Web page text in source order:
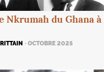
Nkrumah du Ghana à
· OCTOBRE 2025